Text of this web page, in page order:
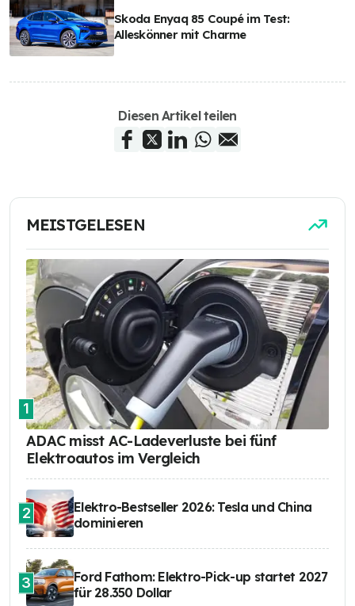
Skoda Enyaq 85 Coupé im Test:
Alleskönner mit Charme
Diesen Artikel teilen
MEISTGELESEN
1
ADAC misst AC-Ladeverluste bei fünf
Elektroautos im Vergleich
2
Elektro-Bestseller 2026: Tesla und China
dominieren
3
Ford Fathom: Elektro-Pick-up startet 2027
für 28.350 Dollar